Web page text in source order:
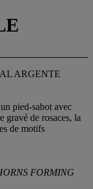
ARGENTE
pied-sabot avec
gravé de rosaces, la
de motifs
FORMING